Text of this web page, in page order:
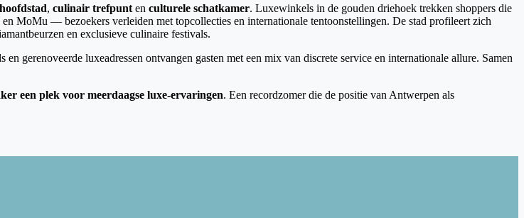
, culinair trefpunt en culturele schatkamer. Luxewinkels in de gouden driehoek trekken shoppers die
— bezoekers verleiden met topcollecties en internationale tentoonstellingen. De stad profileert zich
en exclusieve culinaire festivals.
gerenoveerde luxeadressen ontvangen gasten met een mix van discrete service en internationale allure. Samen
een plek voor meerdaagse luxe-ervaringen. Een recordzomer die de positie van Antwerpen als